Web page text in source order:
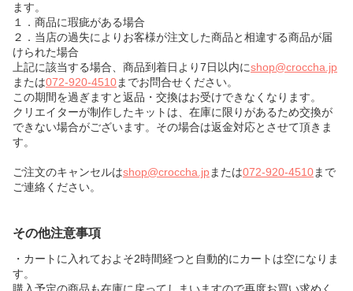
ます。
１．商品に瑕疵がある場合
２．当店の過失によりお客様が注文した商品と相違する商品が届
けられた場合
上記に該当する場合、商品到着日より7日以内にshop@croccha.jp
または072-920-4510までお問合せください。
この期間を過ぎますと返品・交換はお受けできなくなります。
クリエイターが制作したキットは、在庫に限りがあるため交換が
できない場合がございます。その場合は返金対応とさせて頂きま
す。
ご注文のキャンセルはshop@croccha.jpまたは072-920-4510まで
ご連絡ください。
その他注意事項
・カートに入れておよそ2時間経つと自動的にカートは空になりま
す。